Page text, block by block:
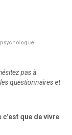
pas à
questionnaires et
que de vivre